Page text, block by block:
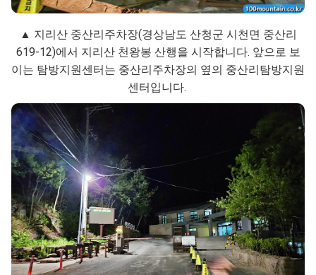
▲ 지리산 중산리주차장(경상남도 산청군 시천면 중산리
619-12)에서 지리산 천왕봉 산행을 시작합니다. 앞으로 보
이는 탐방지원센터는 중산리주차장의 옆의 중산리탐방지원
센터입니다.